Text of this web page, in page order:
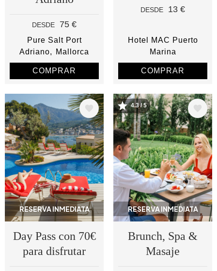
DESDE 75 €
Pure Salt Port
Adriano
Mallorca
COMPRAR
DESDE 13 €
Hotel MAC Puerto
Marina
COMPRAR
RESERVA INMEDIATA
Image
Day Pass con 70€
para disfrutar
RESERVA INMEDIATA
Image
4.3 / 5
Brunch, Spa &
Masaje